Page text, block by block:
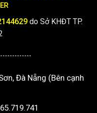
do Sở KHĐT TP.
Đà Nẵng (Bên cạnh